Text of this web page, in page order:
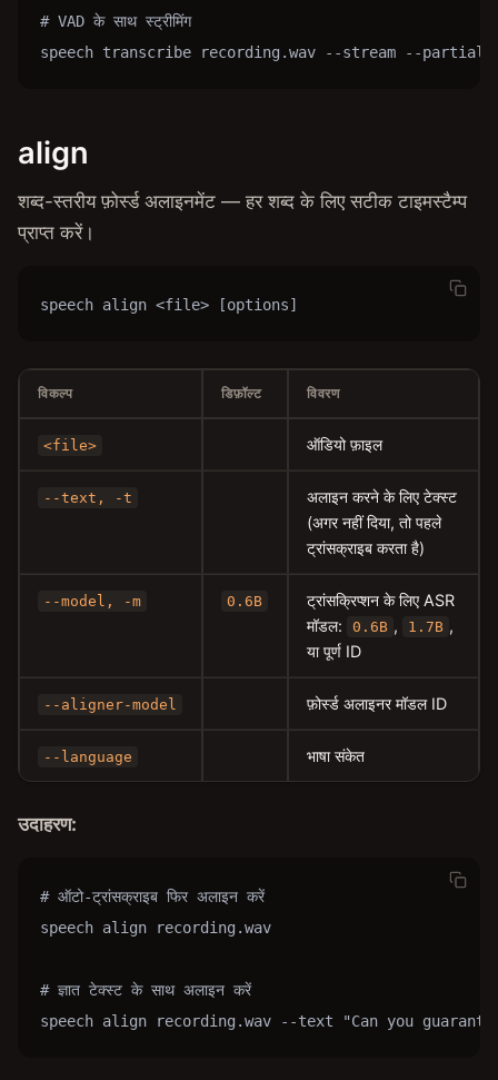
# VAD के साथ स्ट्रीमिंग
speech transcribe recording.wav --stream --partial
align
शब्द-स्तरीय फ़ोर्स्ड अलाइनमेंट — हर शब्द के लिए सटीक टाइमस्टैम्प
प्राप्त करें।
speech align <file> [options]
विकल्प डिफ़ॉल्ट विवरण
<file> ऑडियो फ़ाइल
--text, -t
अलाइन करने के लिए टेक्स्ट
(अगर नहीं दिया, तो पहले
ट्रांसक्राइब करता है)
--model, -m 0.6B
ट्रांसक्रिप्शन के लिए ASR
मॉडल:
0.6B , 1.7B ,
या पूर्ण ID
--aligner-model फ़ोर्स्ड अलाइनर मॉडल ID
--language भाषा संकेत
उदाहरण:
# ऑटो-ट्रांसक्राइब फिर अलाइन करें
speech align recording.wav
# ज्ञात टेक्स्ट के साथ अलाइन करें
speech align recording.wav --text "Can you